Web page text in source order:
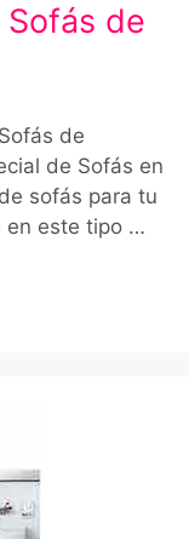
de
de
de Sofás en
sofás para tu
en este tipo …